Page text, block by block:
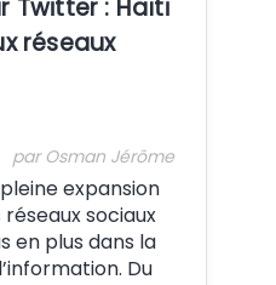
Twitter : Haïti
réseaux
par Osman Jérôme
expansion
réseaux sociaux
en plus dans la
Du